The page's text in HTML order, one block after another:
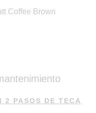
Coffee Brown
2 PASOS DE TECA